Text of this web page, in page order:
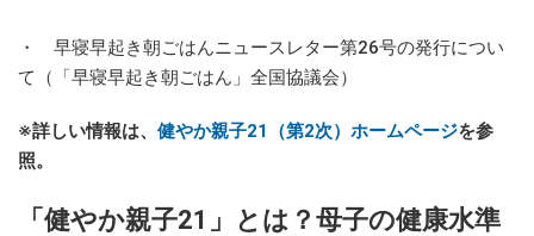
・ 早寝早起き朝ごはんニュースレター第26号の発行につい
て（「早寝早起き朝ごはん」全国協議会）
※詳しい情報は、 健やか親子21（第2次）ホームページを参
照。
「健やか親子21」とは？母子の健康水準